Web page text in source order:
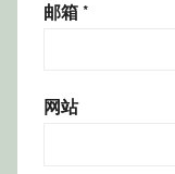
邮箱 *
网站